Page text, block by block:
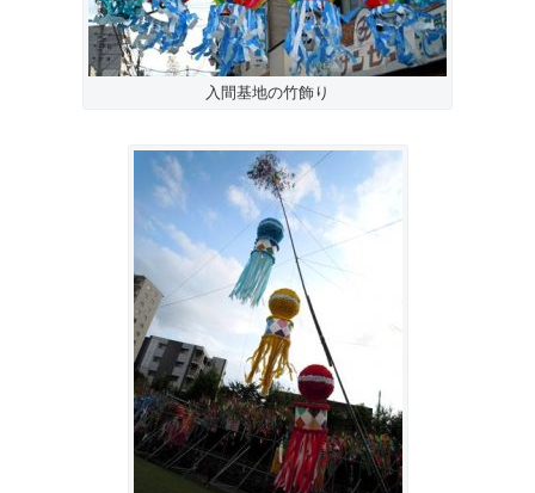
入間基地の竹飾り